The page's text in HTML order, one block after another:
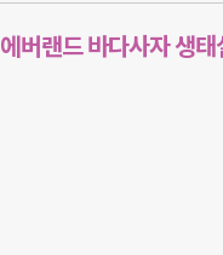
에버랜드 바다사자 생